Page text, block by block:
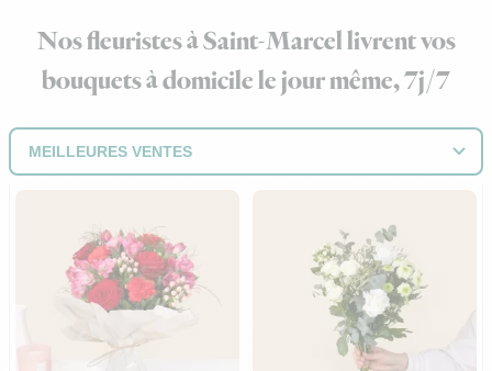
Nos fleuristes à Saint-Marcel livrent vos
bouquets à domicile le jour même, 7j/7